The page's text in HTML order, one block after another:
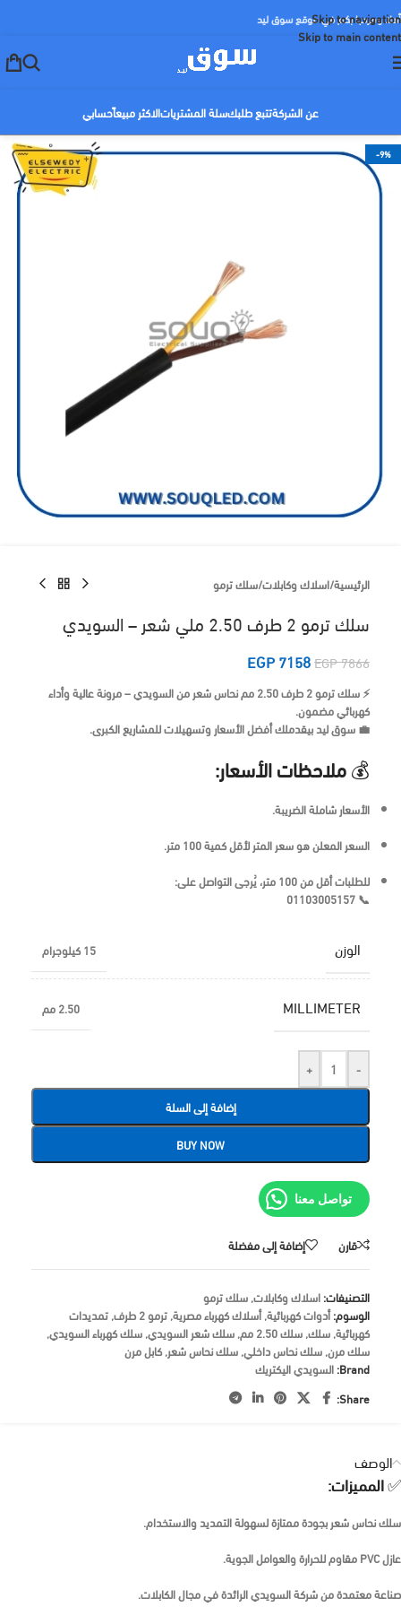
Skip to navigation
Skip to main content
أهلا ومرحبا بكم في موقع سوق ليد
عن الشركةتتبع طلبكسلة المشترياتالاكثر مبيعاًحسابي
-9%
الرئيسية/اسلاك وكابلات/سلك ترمو
سلك ترمو 2 طرف 2.50 ملي شعر – السويدي
EGP7866
EGP7158
⚡ سلك ترمو 2 طرف 2.50 مم نحاس شعر من السويدي – مرونة عالية وأداء
كهربائي مضمون.
💼 سوق ليد بيقدملك أفضل الأسعار وتسهيلات للمشاريع الكبرى.
💰ملاحظات الأسعار:
الأسعارشاملة الضريبة.
السعر المعلن هوسعر المتر لأقل كمية 100 متر
.
للطلبات أقل من 100 متر، يُرجى التواصل على:
📞
01103005157
الوزن 15 كيلوجرام
MILLIMETER 2.50 مم
-
+
إضافة إلى السلة
BUY NOW
تواصل معنا
قارن إضافة إلى مفضلة
التصنيفات:اسلاك وكابلات,سلك ترمو
الوسوم:أدوات كهربائية,أسلاك كهرباء مصرية,ترمو 2 طرف ,تمديدات
كهربائية,سلك,سلك 2.50 مم ,سلك شعر السويدي,سلك كهرباء السويدي,
سلك مرن,سلك نحاس داخلي,سلك نحاس شعر,كابل مرن
Brand: السويدي اليكتريك
Share:
الوصف
✅المميزات:
سلك نحاس شعر بجودة ممتازة لسهولة التمديد والاستخدام.
عازل PVC مقاوم للحرارة والعوامل الجوية.
صناعة معتمدة من شركة السويدي الرائدة في مجال الكابلات.